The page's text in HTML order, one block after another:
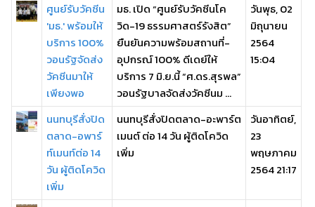
ศูนย์รับวัคซีน
'มธ.' พร้อมให้
บริการ 100%
วอนรัฐจัดส่ง
วัคซีนมาให้
เพียงพอ
มธ. เปิด “ศูนย์รับวัคซีนโค
วิด-19 ธรรมศาสตร์รังสิต”
ยืนยันความพร้อมสถานที่-
อุปกรณ์ 100% ดีเดย์ให้
บริการ 7 มิ.ย.นี้ “ศ.ดร.สุรพล”
วอนรัฐบาลจัดส่งวัคซีนม ...
วันพุธ, 02
มิถุนายน
2564
15:04
นนทบุรีสั่งปิด
ตลาด-อพาร์
ท์เมนท์ต่อ 14
วัน ผู้ติดโควิด
เพิ่ม
นนทบุรีสั่งปิดตลาด-อะพาร์ต
เมนต์ ต่อ 14 วัน ผู้ติดโควิด
เพิ่ม
วันอาทิตย์,
23
พฤษภาคม
2564 21:17